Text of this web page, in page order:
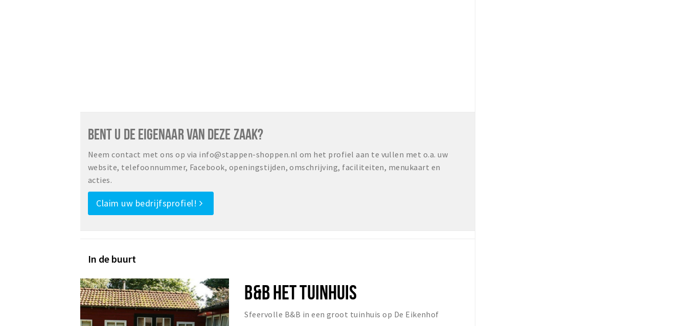
BENT U DE EIGENAAR VAN DEZE ZAAK?
Neem contact met ons op via info@stappen-shoppen.nl om het profiel aan te vullen met o.a. uw
website, telefoonnummer, Facebook, openingstijden, omschrijving, faciliteiten, menukaart en
acties.
Claim uw bedrijfsprofiel!
In de buurt
B&B HET TUINHUIS
Sfeervolle B&B in een groot tuinhuis op De Eikenhof